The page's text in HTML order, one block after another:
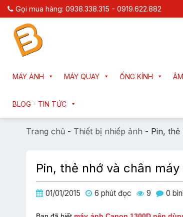
Chuyển
đến
dung
Gọi mua hàng: 0938.338.315 - 0919.622.882
MÁY ẢNH MÁY QUAY ỐNG KÍNH
BLOG - TIN TỨC
Trang chủ - Thiết bị nhiếp ảnh - Pin, thẻ
Pin, thẻ nhớ và chân
01/01/2015 6 phút đọc 9 0